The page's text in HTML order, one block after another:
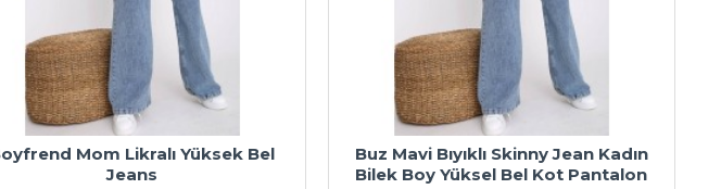
Mom Likralı Yüksek Bel
Jeans
Buz Mavi Bıyıklı Skinny Jean Kadın
Bilek Boy Yüksel Bel Kot Pantalon